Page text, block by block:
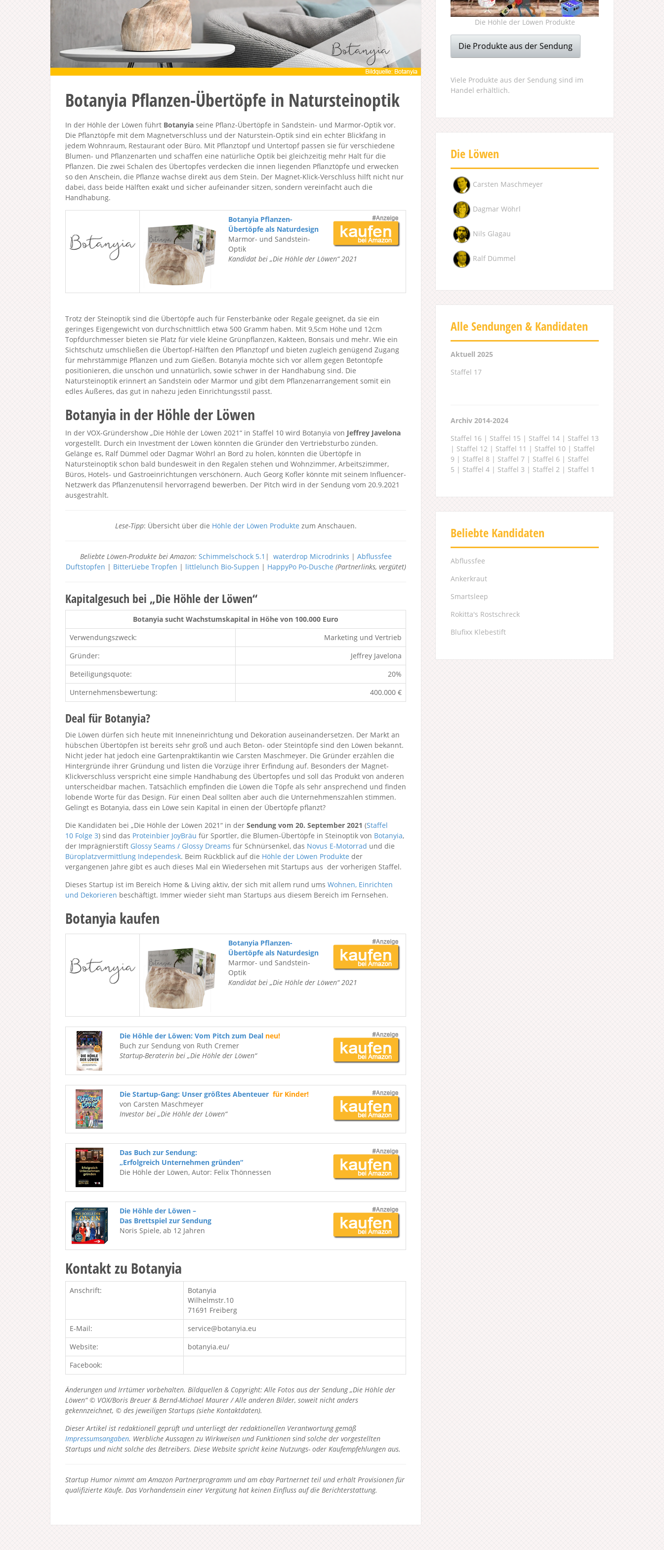
Botanyia Pflanzen-Übertöpfe in Natursteinoptik
In der Höhle der Löwen führt Botanyia seine Pflanz-Übertöpfe in Sandstein- und Marmor-Optik vor.
Die Pflanztöpfe mit dem Magnetverschluss und der Naturstein-Optik sind ein echter Blickfang in
jedem Wohnraum, Restaurant oder Büro. Mit Pflanztopf und Untertopf passen sie für verschiedene
Blumen- und Pflanzenarten und schaffen eine natürliche Optik bei gleichzeitig mehr Halt für die
Pflanzen. Die zwei Schalen des Übertopfes verdecken die innen liegenden Pflanztöpfe und erwecken
so den Anschein, die Pflanze wachse direkt aus dem Stein. Der Magnet-Klick-Verschluss hilft nicht nur
dabei, dass beide Hälften exakt und sicher aufeinander sitzen, sondern vereinfacht auch die
Handhabung.
Botanyia Pflanzen-
Übertöpfe als Naturdesign
Marmor- und Sandstein-
Optik
Kandidat bei „Die Höhle der Löwen“ 2021
Trotz der Steinoptik sind die Übertöpfe auch für Fensterbänke oder Regale geeignet, da sie ein
geringes Eigengewicht von durchschnittlich etwa 500 Gramm haben. Mit 9,5cm Höhe und 12cm
Topfdurchmesser bieten sie Platz für viele kleine Grünpflanzen, Kakteen, Bonsais und mehr. Wie ein
Sichtschutz umschließen die Übertopf-Hälften den Pflanztopf und bieten zugleich genügend Zugang
für mehrstämmige Pflanzen und zum Gießen. Botanyia möchte sich vor allem gegen Betontöpfe
positionieren, die unschön und unnatürlich, sowie schwer in der Handhabung sind. Die
Natursteinoptik erinnert an Sandstein oder Marmor und gibt dem Pflanzenarrangement somit ein
edles Äußeres, das gut in nahezu jeden Einrichtungsstil passt.
Botanyia in der Höhle der Löwen
In der VOX-Gründershow „Die Höhle der Löwen 2021“ in Staffel 10 wird Botanyia von Jeffrey Javelona
vorgestellt. Durch ein Investment der Löwen könnten die Gründer den Vertriebsturbo zünden.
Gelänge es, Ralf Dümmel oder Dagmar Wöhrl an Bord zu holen, könnten die Übertöpfe in
Natursteinoptik schon bald bundesweit in den Regalen stehen und Wohnzimmer, Arbeitszimmer,
Büros, Hotels- und Gastroeinrichtungen verschönern. Auch Georg Kofler könnte mit seinem Influencer-
Netzwerk das Pflanzenutensil hervorragend bewerben. Der Pitch wird in der Sendung vom 20.9.2021
ausgestrahlt.
Lese-Tipp: Übersicht über die Höhle der Löwen Produkte zum Anschauen.
Beliebte Löwen-Produkte bei Amazon: Schimmelschock 5.1 | waterdrop Microdrinks | Abflussfee
Duftstopfen | BitterLiebe Tropfen | littlelunch Bio-Suppen | HappyPo Po-Dusche (Partnerlinks, vergütet)
Kapitalgesuch bei „Die Höhle der Löwen“
Botanyia sucht Wachstumskapital in Höhe von 100.000 Euro
Verwendungszweck:
Marketing und Vertrieb
Gründer:
Jeffrey Javelona
Beteiligungsquote:
20%
Unternehmensbewertung:
400.000 €
Deal für Botanyia?
Die Löwen dürfen sich heute mit Inneneinrichtung und Dekoration auseinandersetzen. Der Markt an
hübschen Übertöpfen ist bereits sehr groß und auch Beton- oder Steintöpfe sind den Löwen bekannt.
Nicht jeder hat jedoch eine Gartenpraktikantin wie Carsten Maschmeyer. Die Gründer erzählen die
Hintergründe ihrer Gründung und listen die Vorzüge ihrer Erfindung auf. Besonders der Magnet-
Klickverschluss verspricht eine simple Handhabung des Übertopfes und soll das Produkt von anderen
unterscheidbar machen. Tatsächlich empfinden die Löwen die Töpfe als sehr ansprechend und finden
lobende Worte für das Design. Für einen Deal sollten aber auch die Unternehmenszahlen stimmen.
Gelingt es Botanyia, dass ein Löwe sein Kapital in einen der Übertöpfe pflanzt?
Die Kandidaten bei „Die Höhle der Löwen 2021“ in der Sendung vom 20. September 2021 (Staffel
10 Folge 3) sind das Proteinbier JoyBräu für Sportler, die Blumen-Übertöpfe in Steinoptik von Botanyia,
der Imprägnierstift Glossy Seams / Glossy Dreams für Schnürsenkel, das Novus E-Motorrad und die
Büroplatzvermittlung Independesk. Beim Rückblick auf die Höhle der Löwen Produkte der
vergangenen Jahre gibt es auch dieses Mal ein Wiedersehen mit Startups aus der vorherigen Staffel.
Dieses Startup ist im Bereich Home & Living aktiv, der sich mit allem rund ums Wohnen, Einrichten
und Dekorieren beschäftigt. Immer wieder sieht man Startups aus diesem Bereich im Fernsehen.
Botanyia kaufen
Botanyia Pflanzen-
Übertöpfe als Naturdesign
Marmor- und Sandstein-
Optik
Kandidat bei „Die Höhle der Löwen“ 2021
Die Höhle der Löwen: Vom Pitch zum Deal neu!
Buch zur Sendung von Ruth Cremer
Startup-Beraterin bei „Die Höhle der Löwen“
Die Startup-Gang: Unser größtes Abenteuer für Kinder!
von Carsten Maschmeyer
Investor bei „Die Höhle der Löwen“
Das Buch zur Sendung:
„Erfolgreich Unternehmen gründen“
Die Höhle der Löwen, Autor: Felix Thönnessen
Die Höhle der Löwen –
Das Brettspiel zur Sendung
Noris Spiele, ab 12 Jahren
Kontakt zu Botanyia
Anschrift:
Botanyia
Wilhelmstr.10
71691 Freiberg
E-Mail:
service@botanyia.eu
Website:
botanyia.eu/
Facebook:
Änderungen und Irrtümer vorbehalten. Bildquellen & Copyright: Alle Fotos aus der Sendung „Die Höhle der
Löwen“ © VOX/Boris Breuer & Bernd-Michael Maurer / Alle anderen Bilder, soweit nicht anders
gekennzeichnet, © des jeweiligen Startups (siehe Kontaktdaten).
Dieser Artikel ist redaktionell geprüft und unterliegt der redaktionellen Verantwortung gemäß
Impressumsangaben. Werbliche Aussagen zu Wirkweisen und Funktionen sind solche der vorgestellten
Startups und nicht solche des Betreibers. Diese Website spricht keine Nutzungs- oder Kaufempfehlungen aus.
Startup Humor nimmt am Amazon Partnerprogramm und am ebay Partnernet teil und erhält Provisionen für
qualifizierte Käufe. Das Vorhandensein einer Vergütung hat keinen Einfluss auf die Berichterstattung.
Die Höhle der Löwen Produkte
Die Produkte aus der Sendung
Viele Produkte aus der Sendung sind im
Handel erhältlich.
Die Löwen
Carsten Maschmeyer
Dagmar Wöhrl
Nils Glagau
Ralf Dümmel
Alle Sendungen & Kandidaten
Aktuell 2025
Staffel 17
Archiv 2014-2024
Staffel 16 | Staffel 15 | Staffel 14 | Staffel 13
| Staffel 12 | Staffel 11 | Staffel 10 | Staffel
9 | Staffel 8 | Staffel 7 | Staffel 6 | Staffel
5 | Staffel 4 | Staffel 3 | Staffel 2 | Staffel 1
Beliebte Kandidaten
Abflussfee
Ankerkraut
Smartsleep
Rokitta's Rostschreck
Blufixx Klebestift